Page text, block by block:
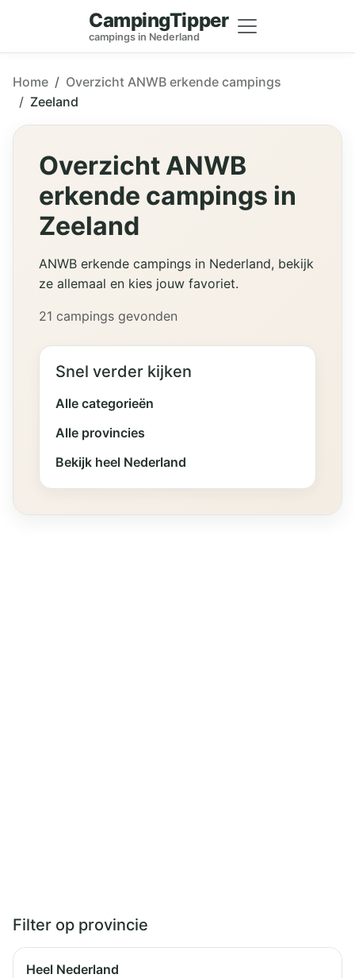
CampingTipper
campings in Nederland
Home
Overzicht ANWB erkende campings
Zeeland
Overzicht ANWB
erkende campings in
Zeeland
ANWB erkende campings in Nederland, bekijk
ze allemaal en kies jouw favoriet.
21 campings gevonden
Snel verder kijken
Alle categorieën
Alle provincies
Bekijk heel Nederland
Filter op provincie
Heel Nederland